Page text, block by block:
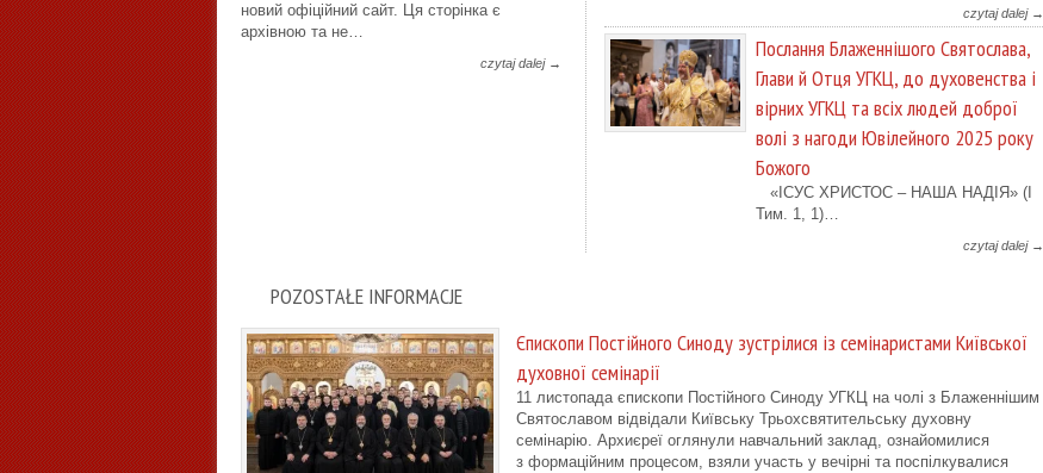
новий офіційний сайт. Ця сторінка є
архівною та не…
czytaj dalej →
czytaj dalej →
Послання Блаженнішого Святослава,
Глави й Отця УГКЦ, до духовенства і
вірних УГКЦ та всіх людей доброї
волі з нагоди Ювілейного 2025 року
Божого
«ІСУС ХРИСТОС – НАША НАДІЯ» (І
Тим. 1, 1)…
czytaj dalej →
POZOSTAŁE INFORMACJE
Єпископи Постійного Синоду зустрілися із семінаристами Київської
духовної семінарії
11 листопада єпископи Постійного Синоду УГКЦ на чолі з Блаженнішим
Святославом відвідали Київську Трьохсвятительську духовну
семінарію. Архиєреї оглянули навчальний заклад, ознайомилися
з формаційним процесом, взяли участь у вечірні та поспілкувалися